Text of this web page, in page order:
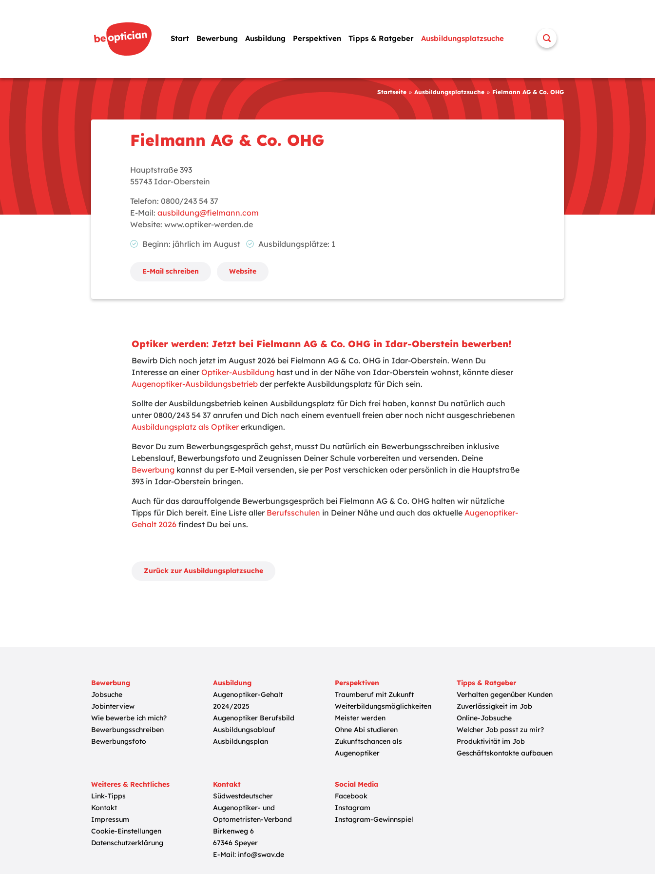
Start Bewerbung Ausbildung Perspektiven Tipps & Ratgeber Ausbildungsplatzsuche
Startseite Ausbildungsplatzsuche Fielmann AG & Co. OHG
Fielmann AG & Co. OHG
Hauptstraße 393
55743 Idar-Oberstein
Telefon: 0800/243 54 37
E-Mail: ausbildung@fielmann.com
Website: www.optiker-werden.de
Beginn: jährlich im August
Ausbildungsplätze: 1
E-Mail schreiben Website
Optiker werden: Jetzt bei Fielmann AG & Co. OHG in Idar-Oberstein bewerben!
Bewirb Dich noch jetzt im August 2026 bei Fielmann AG & Co. OHG in Idar-Oberstein. Wenn Du
Interesse an einerOptiker-Ausbildung hast und in der Nähe von Idar-Oberstein wohnst, könnte dieser
Augenoptiker-Ausbildungsbetrieb der perfekte Ausbildungsplatz für Dich sein.
Sollte der Ausbildungsbetrieb keinen Ausbildungsplatz für Dich frei haben, kannst Du natürlich auch
unter 0800/243 54 37 anrufen und Dich nach einem eventuell freien aber noch nicht ausgeschriebenen
Ausbildungsplatz als Optiker erkundigen.
Bevor Du zum Bewerbungsgespräch gehst, musst Du natürlich ein Bewerbungsschreiben inklusive
Lebenslauf, Bewerbungsfoto und Zeugnissen Deiner Schule vorbereiten und versenden. Deine
Bewerbung kannst du per E-Mail versenden, sie per Post verschicken oder persönlich in die Hauptstraße
393 in Idar-Oberstein bringen.
Auch für das darauffolgende Bewerbungsgespräch bei Fielmann AG & Co. OHG halten wir nützliche
Tipps für Dich bereit. Eine Liste aller Berufsschulen in Deiner Nähe und auch das aktuelleAugenoptiker-
Gehalt 2026 findest Du bei uns.
Zurück zur Ausbildungsplatzsuche
Bewerbung
Jobsuche
Jobinterview
Wie bewerbe ich mich?
Bewerbungsschreiben
Bewerbungsfoto
Ausbildung
Augenoptiker-Gehalt
2024/2025
Augenoptiker Berufsbild
Ausbildungsablauf
Ausbildungsplan
Perspektiven
Traumberuf mit Zukunft
Weiterbildungsmöglichkeiten
Meister werden
Ohne Abi studieren
Zukunftschancen als
Augenoptiker
Tipps & Ratgeber
Verhalten gegenüber Kunden
Zuverlässigkeit im Job
Online-Jobsuche
Welcher Job passt zu mir?
Produktivität im Job
Geschäftskontakte aufbauen
Weiteres & Rechtliches
Link-Tipps
Kontakt
Impressum
Cookie-Einstellungen
Datenschutzerklärung
Kontakt
Südwestdeutscher
Augenoptiker- und
Optometristen-Verband
Birkenweg 6
67346 Speyer
E-Mail: info@swav.de
Social Media
Facebook
Instagram
Instagram-Gewinnspiel